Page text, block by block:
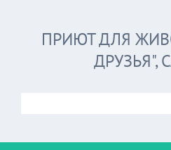
ПРИЮТ ДЛЯ
ДРУЗЬЯ",